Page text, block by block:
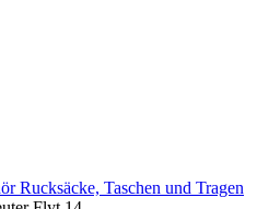
Rucksäcke, Taschen und Tragen